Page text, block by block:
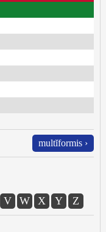
multĭformis ›
V W X Y Z